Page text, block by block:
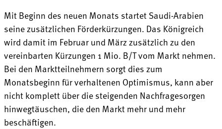
Mit Beginn des neuen Monats startet Saudi-Arabien
seine zusätzlichen Förderkürzungen. Das Königreich
wird damit im Februar und März zusätzlich zu den
vereinbarten Kürzungen 1 Mio. B/T vom Markt nehmen.
Bei den Marktteilnehmern sorgt dies zum
Monatsbeginn für verhaltenen Optimismus, kann aber
nicht komplett über die steigenden Nachfragesorgen
hinwegtäuschen, die den Markt mehr und mehr
beschäftigen.